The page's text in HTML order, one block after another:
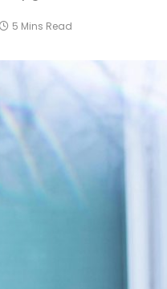
5 Mins Read